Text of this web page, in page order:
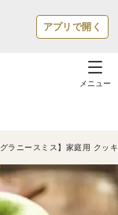
アプリで開く
メニュー
グラニースミス】家庭用 クッ